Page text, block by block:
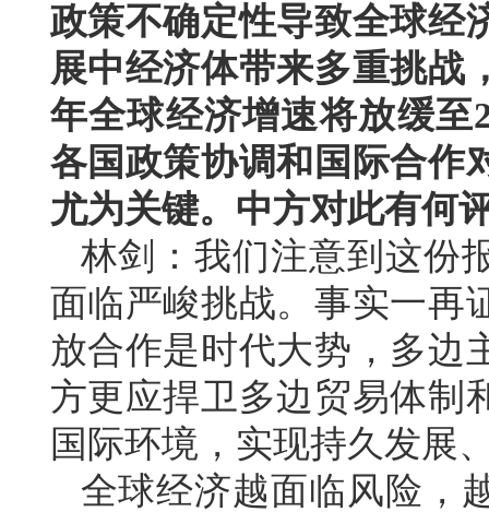
政策不确定性导致全球经
展中经济体带来多重挑战
年全球经济增速将放缓至
各国政策协调和国际合作
尤为关键。中方对此有何
林剑：我们注意到这份
面临严峻挑战。事实一再
放合作是时代大势，多边
方更应捍卫多边贸易体制
国际环境，实现持久发展
全球经济越面临风险，